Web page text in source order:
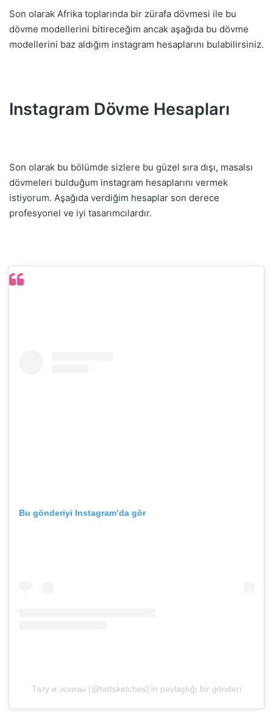
Son olarak Afrika toplarında bir zürafa dövmesi ile bu
dövme modellerini bitireceğim ancak aşağıda bu dövme
modellerini baz aldığım instagram hesaplarını bulabilirsiniz.
Instagram Dövme Hesapları
Son olarak bu bölümde sizlere bu güzel sıra dışı, masalsı
dövmeleri bulduğum instagram hesaplarını vermek
istiyorum. Aşağıda verdiğim hesaplar son derece
profesyonel ve iyi tasarımcılardır.
Bu gönderiyi Instagram’da gör
Тату и эскизы (@tattsketches)’in paylaştığı bir gönderi